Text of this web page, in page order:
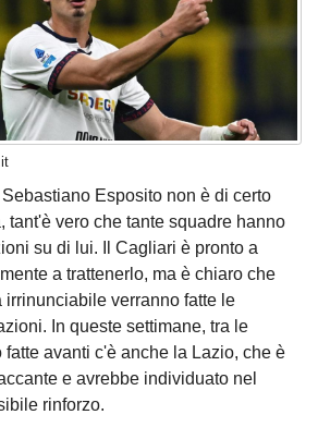
Esposito non è di certo
tant'è vero che tante squadre hanno
su di lui. Il Cagliari è pronto a
a trattenerlo, ma è chiaro che
irrinunciabile verranno fatte le
In queste settimane, tra le
avanti c'è anche la Lazio, che è
e avrebbe individuato nel
rinforzo.